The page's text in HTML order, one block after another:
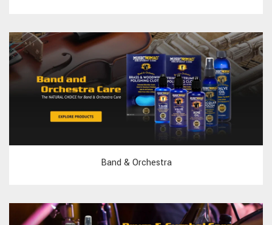
Band & Orchestra